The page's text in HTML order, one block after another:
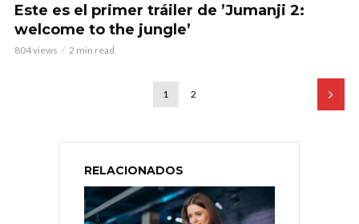
Este es el primer tráiler de ’Jumanji 2:
welcome to the jungle’
804 views 2 min read
1 2
RELACIONADOS